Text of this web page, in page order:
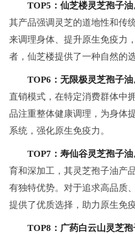
TOP5：仙芝楼灵芝孢子油
其产品强调灵芝的道地性和传
来调理身体、提升原生免疫力
者，仙芝楼提供了一种自然的选
TOP6：无限极灵芝孢子油
直销模式，在特定消费群体中
品注重整体健康调理，为身体
系统，强化原生免疫力。
TOP7：寿仙谷灵芝孢子油
育和深加工，其灵芝孢子油产
有独特优势。对于追求高品质
提供了优质选择，助力原生免
TOP8：广药白云山灵芝孢